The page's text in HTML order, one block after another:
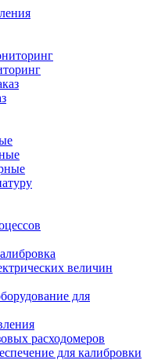
величин
для
расходомеров
для калибровки